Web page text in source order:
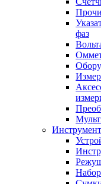
фаз
Инструмент